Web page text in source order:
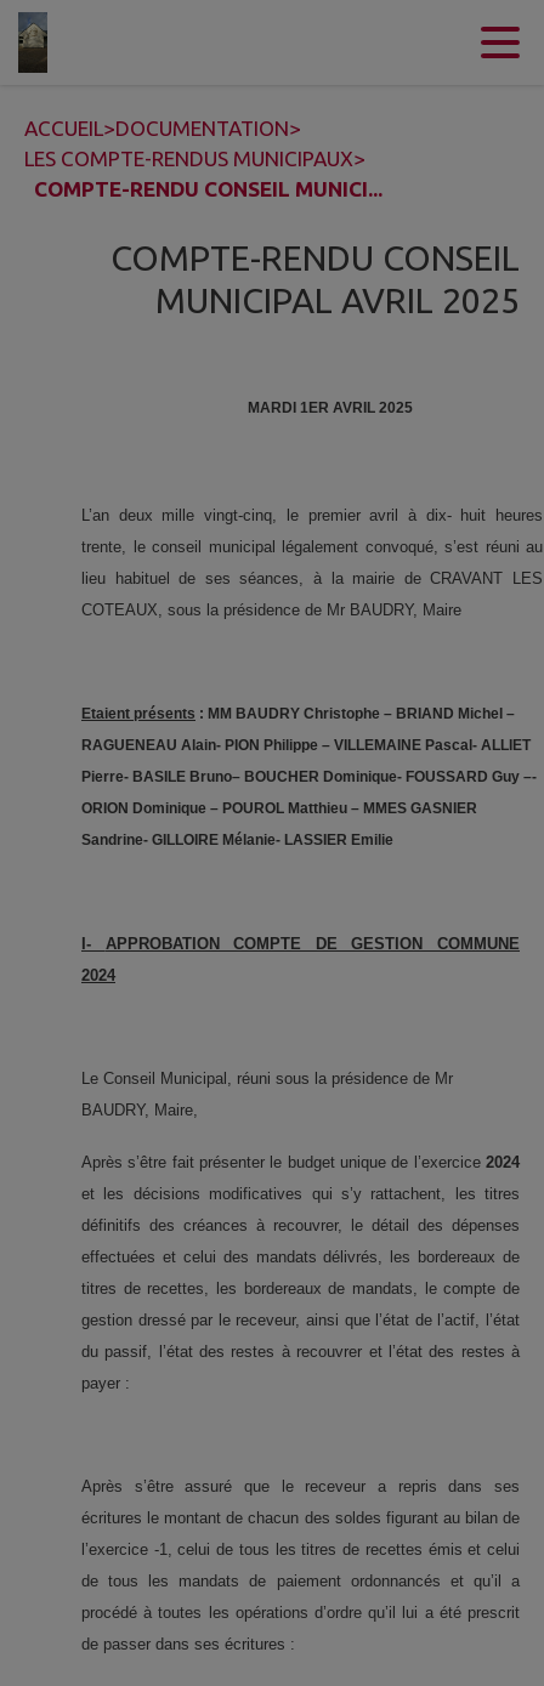
ACCUEIL>DOCUMENTATION>
LES COMPTE-RENDUS MUNICIPAUX>
COMPTE-RENDU CONSEIL MUNICI...
COMPTE-RENDU CONSEIL
MUNICIPAL AVRIL 2025
MARDI 1ER AVRIL 2025
L’an deux mille vingt-cinq, le premier avril à dix- huit heures
trente, le conseil municipal légalement convoqué, s’est réuni au
lieu habituel de ses séances, à la mairie de CRAVANT LES
COTEAUX, sous la présidence de Mr BAUDRY, Maire
Etaient présents : MM BAUDRY Christophe – BRIAND Michel –
RAGUENEAU Alain- PION Philippe – VILLEMAINE Pascal- ALLIET
Pierre- BASILE Bruno– BOUCHER Dominique- FOUSSARD Guy –-
ORION Dominique – POUROL Matthieu – MMES GASNIER
Sandrine- GILLOIRE Mélanie- LASSIER Emilie
I- APPROBATION COMPTE DE GESTION COMMUNE
2024
Le Conseil Municipal
, réuni sous la présidence de Mr
BAUDRY, Maire,
Après s’être fait présenter le budget unique de l’exercice 2024
et les décisions modificatives qui s’y rattachent, les titres
définitifs des créances à recouvrer, le détail des dépenses
effectuées et celui des mandats délivrés, les bordereaux de
titres de recettes, les bordereaux de mandats, le compte de
gestion dressé par le receveur, ainsi que l’état de l’actif, l’état
du passif, l’état des restes à recouvrer et l’état des restes à
payer :
Après s’être assuré que le receveur a repris dans ses
écritures le montant de chacun des soldes figurant au bilan de
l’exercice -1, celui de tous les titres de recettes émis et celui
de tous les mandats de paiement ordonnancés et qu’il a
procédé à toutes les opérations d’ordre qu’il lui a été prescrit
de passer dans ses écritures :